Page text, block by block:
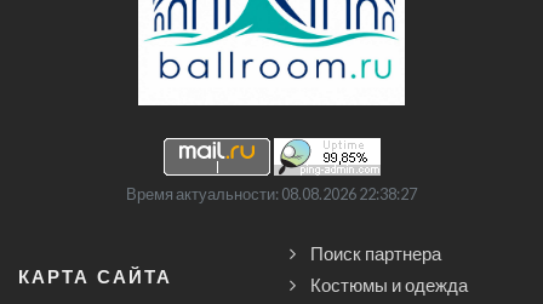
Время актуальности: 08.08.2026 22:38:27
КАРТА САЙТА
Поиск партнера
Костюмы и одежда